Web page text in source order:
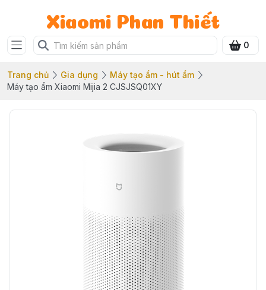
Xiaomi Phan Thiết
0
Trang chủ Gia dụng
Máy tạo ẩm - hút ẩm
Máy tạo ẩm Xiaomi Mijia 2 CJSJSQ01XY